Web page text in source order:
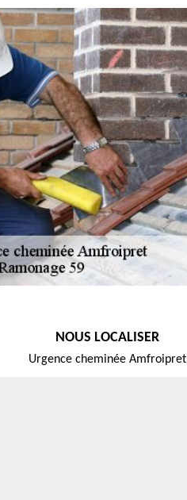
NOUS LOCALISER
Urgence cheminée Amfroipret